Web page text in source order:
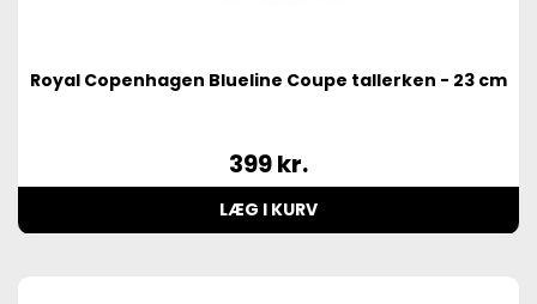
Royal Copenhagen Blueline Coupe tallerken - 23 cm
399kr.
LÆG I KURV